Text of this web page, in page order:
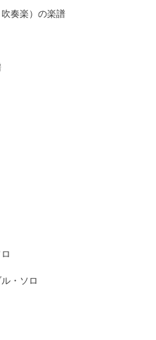
奏楽）の楽譜
・ソロ